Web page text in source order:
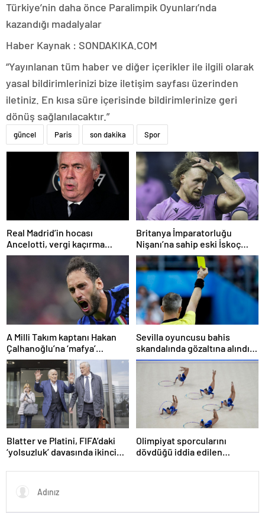
Türkiye’nin daha önce Paralimpik Oyunları’nda
kazandığı madalyalar
Haber Kaynak : SONDAKIKA.COM
“Yayınlanan tüm haber ve diğer içerikler ile ilgili olarak
yasal bildirimlerinizi bize iletişim sayfası üzerinden
iletiniz. En kısa süre içerisinde bildirimlerinize geri
dönüş sağlanılacaktır.”
güncel Paris son dakika Spor
Real Madrid’in hocası
Ancelotti, vergi kaçırma
suçlamasıyla mahkemeye
Britanya İmparatorluğu
Nişanı’na sahip eski İskoç
kaptana aile içi şiddetten
kamu hizmeti cezası
A Milli Takım kaptanı Hakan
Çalhanoğlu’na ‘mafya’
soruşturmasında ceza
Sevilla oyuncusu bahis
skandalında gözaltına alındı:
Son dakikalarda sarı kart
Blatter ve Platini, FIFA’daki
‘yolsuzluk’ davasında ikinci
Olimpiyat sporcularını
dövdüğü iddia edilen
men